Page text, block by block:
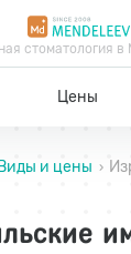
стоматология в
Цены
Виды и цены ›